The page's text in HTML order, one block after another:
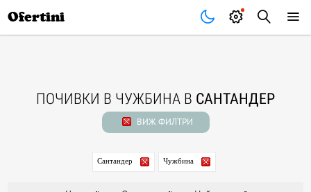
Ofertini
ПОЧИВКИ В ЧУЖБИНА В САНТАНДЕР
ВИЖ ФИЛТРИ
Сантандер Чужбина